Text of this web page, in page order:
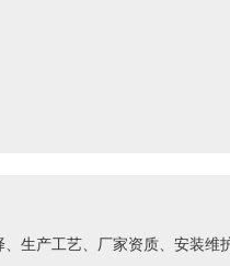
生产工艺、厂家资质、安装维